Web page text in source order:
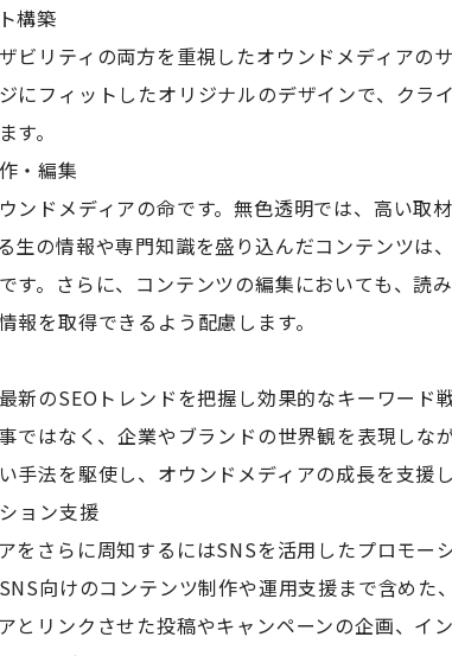
構築
ビリティの両方を重視したオウンドメディアの
にフィットしたオリジナルのデザインで、クラ
す。
・編集
ンドメディアの命です。無色透明では、高い取
生の情報や専門知識を盛り込んだコンテンツは
す。さらに、コンテンツの編集においても、読
報を取得できるよう配慮します。
新のSEOトレンドを把握し効果的なキーワード
ではなく、企業やブランドの世界観を表現しな
手法を駆使し、オウンドメディアの成長を支援し
ョン支援
をさらに周知するにはSNSを活用したプロモー
向けのコンテンツ制作や運用支援まで含めた
とリンクさせた投稿やキャンペーンの企画、イ